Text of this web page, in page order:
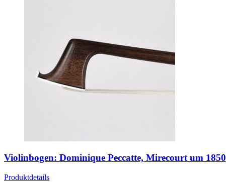
Violinbogen: Dominique Peccatte, Mirecourt um 1850
Produktdetails